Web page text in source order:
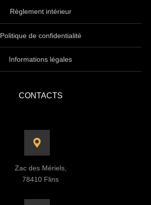
Règlement intérieur
Politique de confidentialité
Informations légales
CONTACTS
Zac des Mériels,
78410 Flins